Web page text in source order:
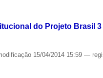
do Projeto Brasil
15/04/2014 15:59—